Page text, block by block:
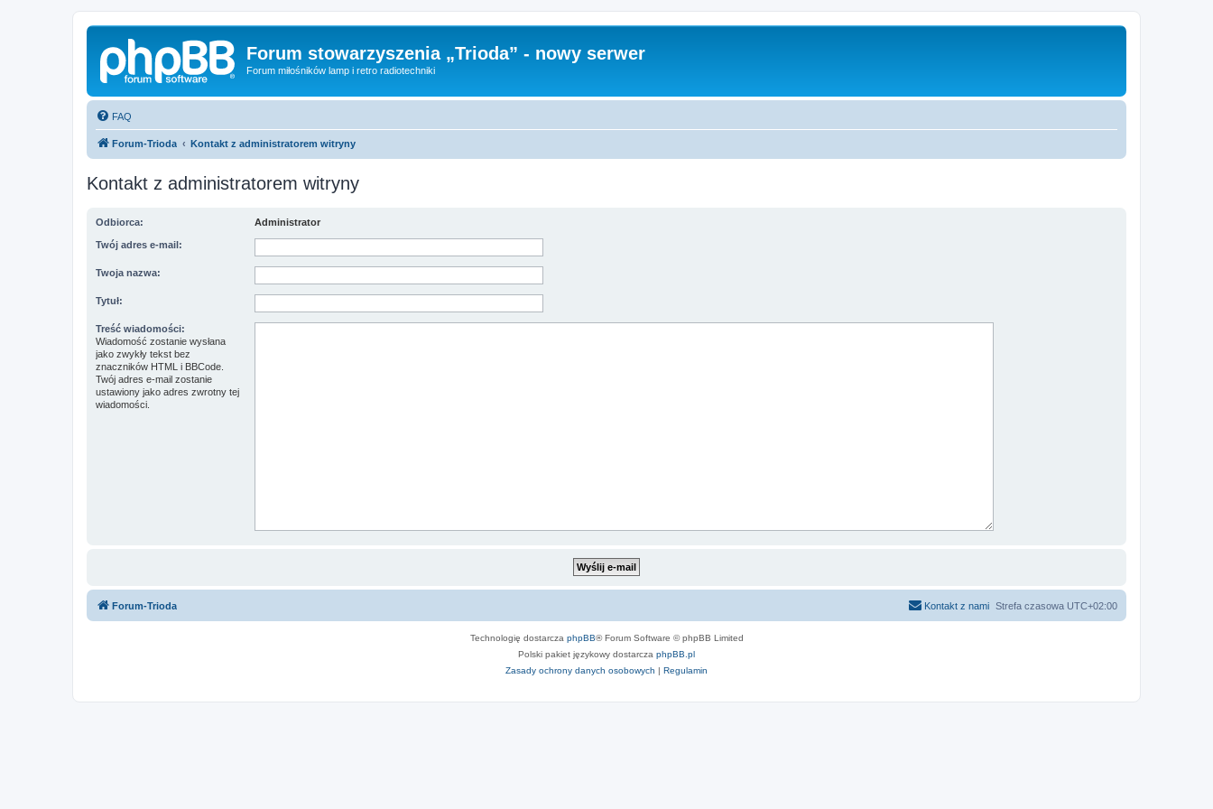
Forum stowarzyszenia „Trioda” - nowy serwer
Forum miłośników lamp i retro radiotechniki
FAQ
Forum-Trioda Kontakt z administratorem witryny
Kontakt z administratorem witryny
Odbiorca: Administrator
Twój adres e-mail:
Twoja nazwa:
Tytuł:
Treść wiadomości:
Wiadomość zostanie wysłana
jako zwykły tekst bez
znaczników HTML i BBCode.
Twój adres e-mail zostanie
ustawiony jako adres zwrotny tej
wiadomości.
Forum-Trioda Strefa czasowa UTC+02:00
Kontakt z nami
Technologię dostarcza phpBB® Forum Software © phpBB Limited
Polski pakiet językowy dostarcza phpBB.pl
Zasady ochrony danych osobowych | Regulamin